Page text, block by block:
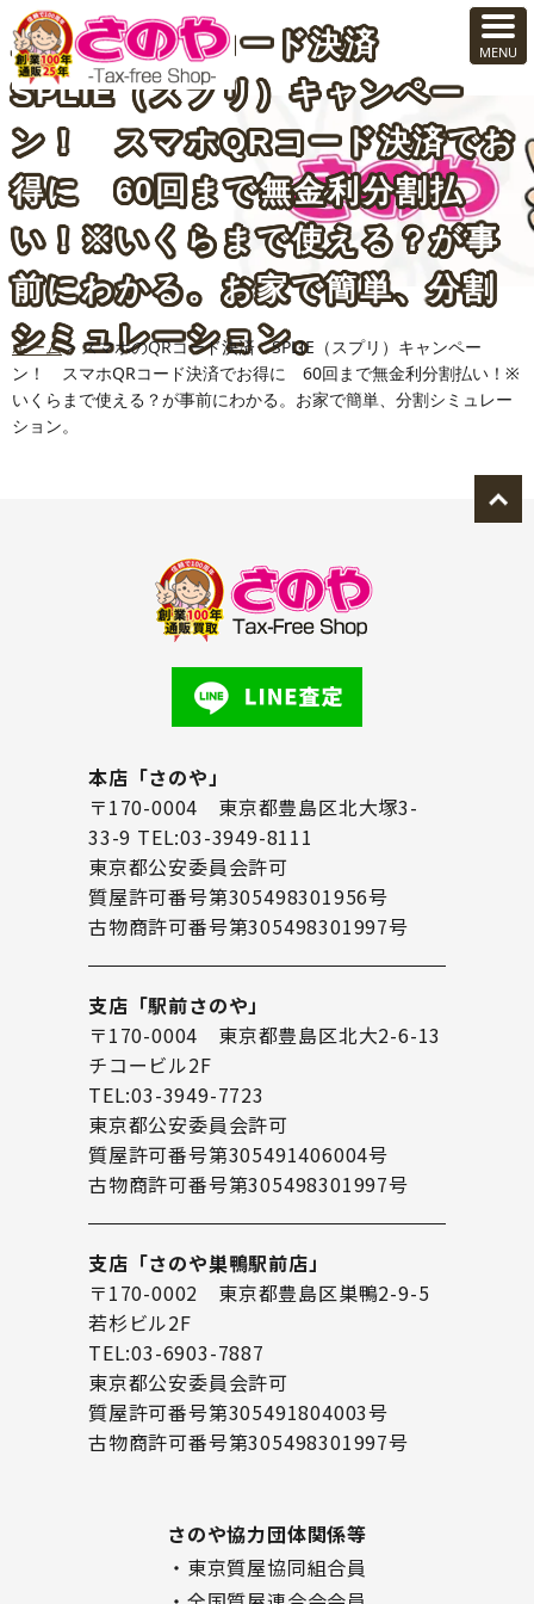
スマホのQRコード決済
SPLIE（スプリ）キャンペー
ン！ スマホQRコード決済でお
得に 60回まで無金利分割払
い！※いくらまで使える？が事
前にわかる。お家で簡単、分割
シミュレーション。
ホーム> スマホのQRコード決済 SPLIE（スプリ）キャンペー
ン！ スマホQRコード決済でお得に 60回まで無金利分割払い！※
いくらまで使える？が事前にわかる。お家で簡単、分割シミュレー
ション。
本店「さのや」
〒170-0004 東京都豊島区北大塚3-
33-9 TEL:03-3949-8111
東京都公安委員会許可
質屋許可番号第305498301956号
古物商許可番号第305498301997号
支店「駅前さのや」
〒170-0004 東京都豊島区北大2-6-13
チコービル2F
TEL:03-3949-7723
東京都公安委員会許可
質屋許可番号第305491406004号
古物商許可番号第305498301997号
支店「さのや巣鴨駅前店」
〒170-0002 東京都豊島区巣鴨2-9-5
若杉ビル2F
TEL:03-6903-7887
東京都公安委員会許可
質屋許可番号第305491804003号
古物商許可番号第305498301997号
さのや協力団体関係等
・東京質屋協同組合員